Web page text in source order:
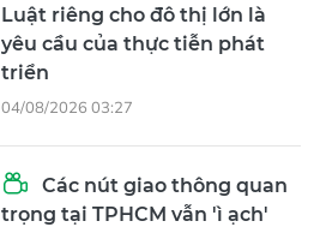
Luật riêng cho đô thị lớn là
yêu cầu của thực tiễn phát
triển
04/08/2026 03:27
Các nút giao thông quan
trọng tại TPHCM vẫn 'ì ạch'